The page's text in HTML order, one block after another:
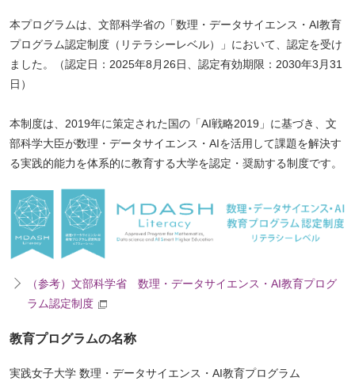
本プログラムは、文部科学省の「数理・データサイエンス・AI教育
プログラム認定制度（リテラシーレベル）」において、認定を受け
ました。（認定日：2025年8月26日、認定有効期限：2030年3月31
日）
本制度は、2019年に策定された国の「AI戦略2019」に基づき、文
部科学大臣が数理・データサイエンス・AIを活用して課題を解決す
る実践的能力を体系的に教育する大学を認定・奨励する制度です。
（参考）文部科学省 数理・データサイエンス・AI教育プログ
ラム認定制度
教育プログラムの名称
実践女子大学 数理・データサイエンス・AI教育プログラム